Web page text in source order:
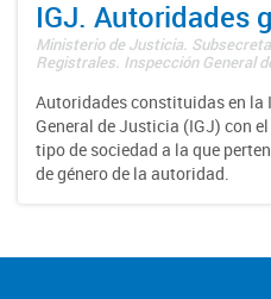
IGJ. Autoridades
Ministerio de Justicia.
Registrales. Inspección General
Autoridades constituidas en la
General de Justicia (IGJ) con
tipo de sociedad a la que
de género de la autoridad.